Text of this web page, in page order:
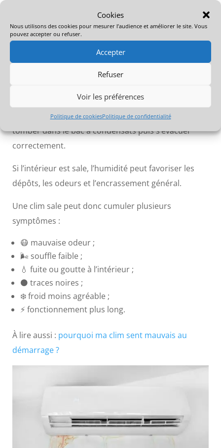
Cookies
Nous utilisons des cookies pour mesurer l’audience et améliorer le site. Vous
pouvez accepter ou refuser.
Accepter
Refuser
Voir les préférences
Politique de cookiesPolitique de confidentialité
💧 Cause n°4 : l’intérieur de la
clim est humide ou encrassé
Quand une clim fonctionne en mode froid, elle
produit naturellement de l’eau. Cette eau doit
tomber dans le bac à condensats puis s’évacuer
correctement.
Si l’intérieur est sale, l’humidité peut favoriser les
dépôts, les odeurs et l’encrassement général.
Une clim sale peut donc cumuler plusieurs
symptômes :
😷 mauvaise odeur ;
🌬️ souffle faible ;
💧 fuite ou goutte à l’intérieur ;
⚫ traces noires ;
❄️ froid moins agréable ;
⚡ fonctionnement plus long.
À lire aussi : pourquoi ma clim sent mauvais au
démarrage ?